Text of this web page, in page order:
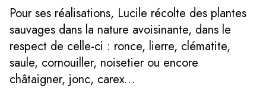
Pour ses réalisations, Lucile récolte des plantes
sauvages dans la nature avoisinante, dans le
respect de celle-ci : ronce, lierre, clématite,
saule, cornouiller, noisetier ou encore
châtaigner, jonc, carex…